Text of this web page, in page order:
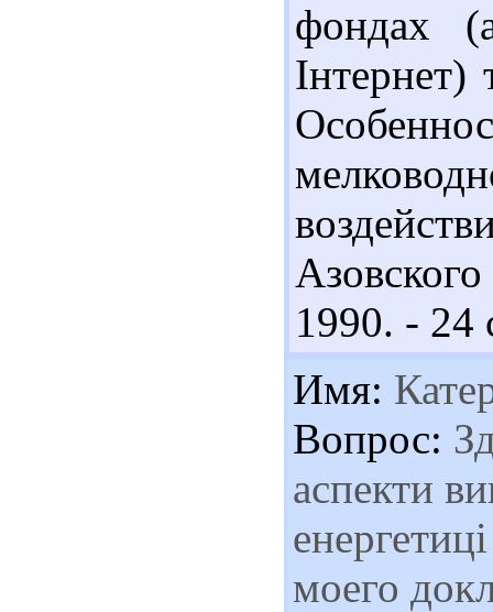
фондах
1990. - 24
Имя:
Вопрос:
аспекти
моего